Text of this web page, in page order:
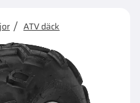
ATV däck